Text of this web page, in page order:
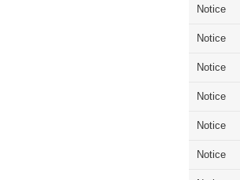
Notice
Notice
Notice
Notice
Notice
Notice